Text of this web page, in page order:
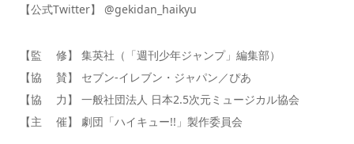
【公式Twitter】 @gekidan_haikyu
【監 修】 集英社（「週刊少年ジャンプ」編集部）
【協 賛】 セブン-イレブン・ジャパン／ぴあ
【協 力】 一般社団法人 日本2.5次元ミュージカル協会
【主 催】 劇団「ハイキュー!!」製作委員会